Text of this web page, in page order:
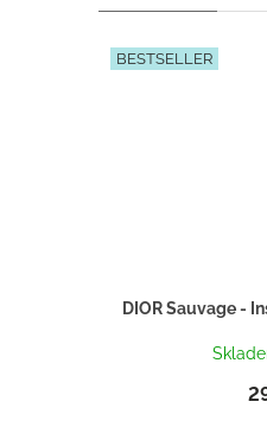
BESTSELLER